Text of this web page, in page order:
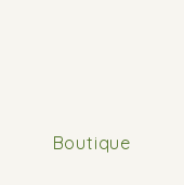
Boutique